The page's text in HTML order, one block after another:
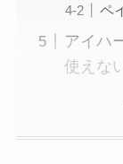
ペ
アイハ
使えな